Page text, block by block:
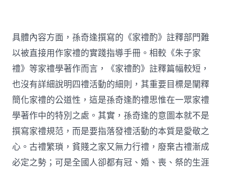
具體內容方面，孫奇逢撰寫的《家禮酌》註釋部門難
以被直接用作家禮的實踐指導手冊。相較《朱子家
禮》等家禮學著作而言，《家禮酌》註釋篇幅較短，
也沒有詳細說明四禮活動的細則，其重要目標是闡釋
簡化家禮的公道性，這是孫奇逢酌禮思惟在一眾家禮
學著作中的特別之處。其實，孫奇逢的意圖本就不是
撰寫家禮規范，而是要指落發禮活動的本質是愛敬之
心。古禮繁瑣，貧賤之家又無力行禮，廢棄古禮漸成
必定之勢；可是全國人卻都有冠、婚、喪、祭的生涯